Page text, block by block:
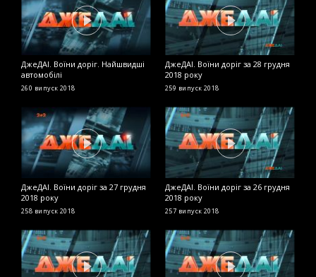
ДжеДАІ. Воїни доріг. Найшвидші
автомобілі
260 випуск 2018
ДжеДАІ. Воїни доріг за 28 грудня
2018 року
259 випуск 2018
ДжеДАІ. Воїни доріг за 27 грудня
2018 року
258 випуск 2018
ДжеДАІ. Воїни доріг за 26 грудня
2018 року
257 випуск 2018